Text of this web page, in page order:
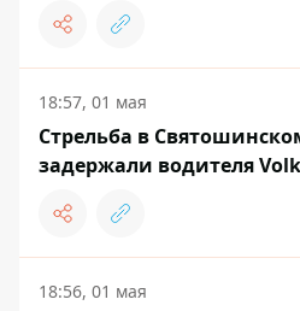
18:57, 01 мая
Стрельба в
задержали водителя
18:56, 01 мая